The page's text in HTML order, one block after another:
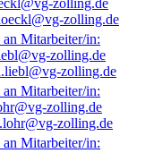
zolling.de
zolling.de
zolling.de